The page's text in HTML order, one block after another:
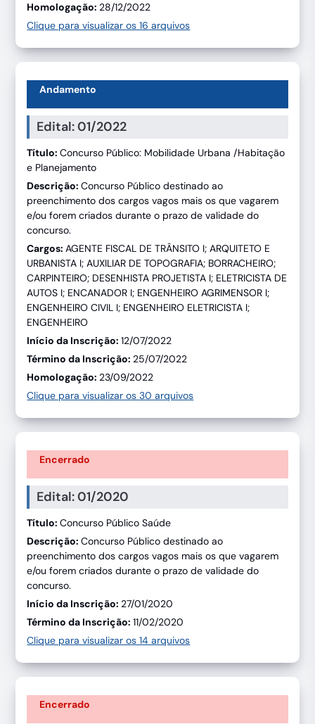
Homologação:28/12/2022
Clique para visualizar os 16 arquivos
Andamento
Edital: 01/2022
Título:Concurso Público: Mobilidade Urbana /Habitação
e Planejamento
Descrição:Concurso Público destinado ao
preenchimento dos cargos vagos mais os que vagarem
e/ou forem criados durante o prazo de validade do
concurso.
Cargos:AGENTE FISCAL DE TRÂNSITO I; ARQUITETO E
URBANISTA I; AUXILIAR DE TOPOGRAFIA; BORRACHEIRO;
CARPINTEIRO; DESENHISTA PROJETISTA I; ELETRICISTA DE
AUTOS I; ENCANADOR I; ENGENHEIRO AGRIMENSOR I;
ENGENHEIRO CIVIL I; ENGENHEIRO ELETRICISTA I;
ENGENHEIRO
Início da Inscrição:12/07/2022
Término da Inscrição:25/07/2022
Homologação:23/09/2022
Clique para visualizar os 30 arquivos
Encerrado
Edital: 01/2020
Título:Concurso Público Saúde
Descrição:Concurso Público destinado ao
preenchimento dos cargos vagos mais os que vagarem
e/ou forem criados durante o prazo de validade do
concurso.
Início da Inscrição:27/01/2020
Término da Inscrição:11/02/2020
Clique para visualizar os 14 arquivos
Encerrado